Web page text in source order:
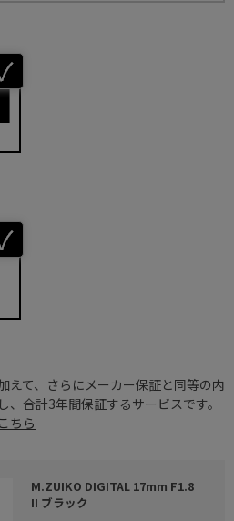
えて、さらにメーカー保証と同等の内
、合計3年間保証するサービスです。
こちら
M.ZUIKO DIGITAL 17mm F1.8
II ブラック